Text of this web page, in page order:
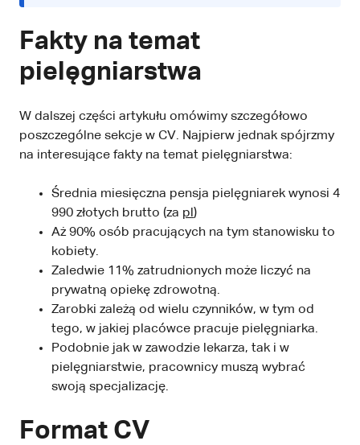
Fakty na temat
pielęgniarstwa
W dalszej części artykułu omówimy szczegółowo
poszczególne sekcje w CV. Najpierw jednak spójrzmy
na interesujące fakty na temat pielęgniarstwa:
Średnia miesięczna pensja pielęgniarek wynosi 4
990 złotych brutto (za pl )
Aż 90% osób pracujących na tym stanowisku to
kobiety.
Zaledwie 11% zatrudnionych może liczyć na
prywatną opiekę zdrowotną.
Zarobki zależą od wielu czynników, w tym od
tego, w jakiej placówce pracuje pielęgniarka.
Podobnie jak w zawodzie lekarza, tak i w
pielęgniarstwie, pracownicy muszą wybrać
swoją specjalizację.
Format CV